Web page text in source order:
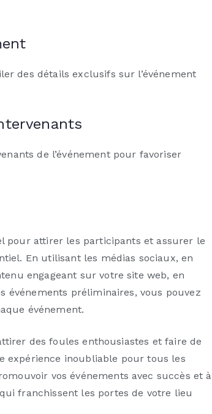
des détails exclusifs sur l’événement
de l’événement pour favoriser
pour attirer les participants et assurer le
En utilisant les médias sociaux, en
engageant sur votre site web, en
événements préliminaires, vous pouvez
événement.
des foules enthousiastes et faire de
expérience inoubliable pour tous les
vos événements avec succès et à
franchissent les portes de votre lieu